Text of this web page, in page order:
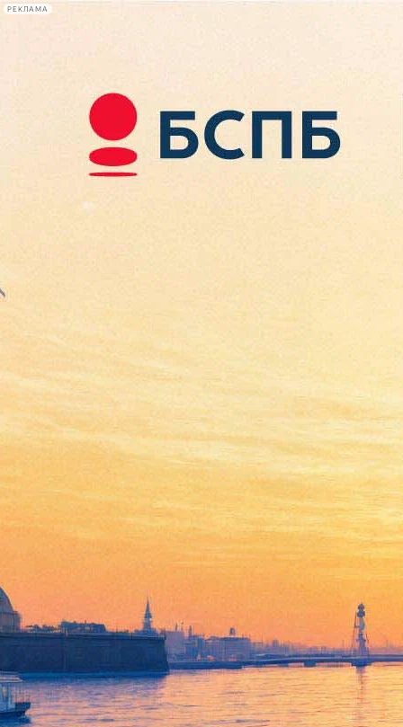
РЕКЛАМА
Сегодня:
2026.08.08
19:36
Афиша Plus